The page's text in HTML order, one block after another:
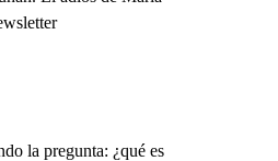
la pregunta: ¿qué es